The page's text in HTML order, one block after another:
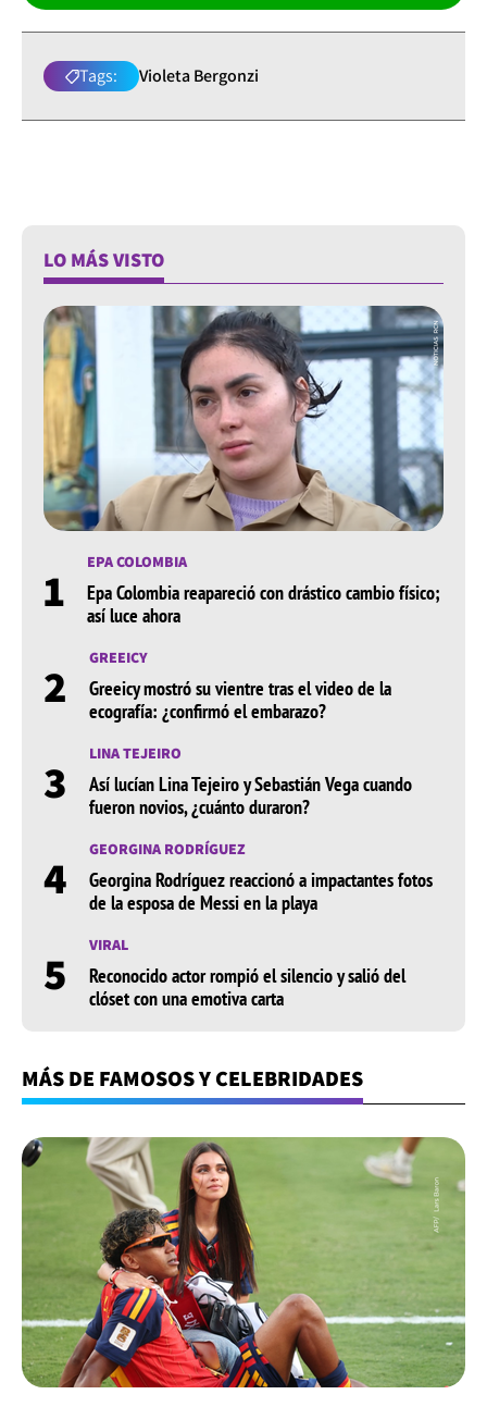
Tags: Violeta Bergonzi
LO MÁS VISTO
1 EPA COLOMBIA
Epa Colombia reapareció con drástico cambio físico;
así luce ahora
2 GREEICY
Greeicy mostró su vientre tras el video de la
ecografía: ¿confirmó el embarazo?
3 LINA TEJEIRO
Así lucían Lina Tejeiro y Sebastián Vega cuando
fueron novios, ¿cuánto duraron?
4 GEORGINA RODRÍGUEZ
Georgina Rodríguez reaccionó a impactantes fotos
de la esposa de Messi en la playa
5 VIRAL
Reconocido actor rompió el silencio y salió del
clóset con una emotiva carta
MÁS DE FAMOSOS Y CELEBRIDADES